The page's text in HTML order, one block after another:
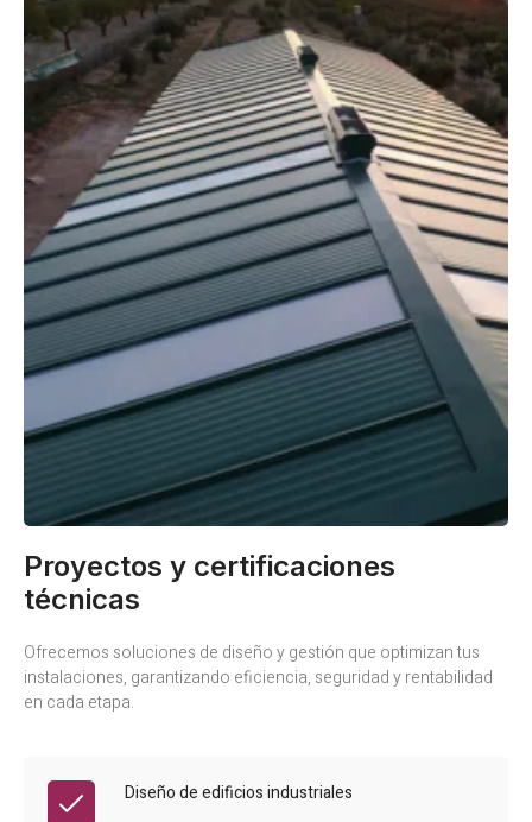
Proyectos y certificaciones
técnicas
Ofrecemos soluciones de diseño y gestión que optimizan tus
instalaciones, garantizando eficiencia, seguridad y rentabilidad
en cada etapa.
Diseño de edificios industriales